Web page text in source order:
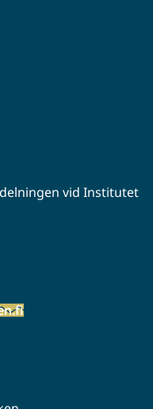
vid Institutet